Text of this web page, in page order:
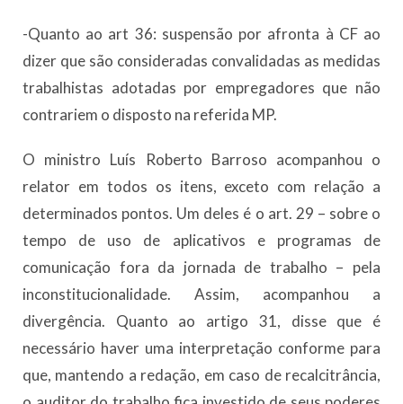
-Quanto ao art 36: suspensão por afronta à CF ao
dizer que são consideradas convalidadas as medidas
trabalhistas adotadas por empregadores que não
contrariem o disposto na referida MP.
O ministro Luís Roberto Barroso acompanhou o
relator em todos os itens, exceto com relação a
determinados pontos. Um deles é o art. 29 – sobre o
tempo de uso de aplicativos e programas de
comunicação fora da jornada de trabalho – pela
inconstitucionalidade. Assim, acompanhou a
divergência. Quanto ao artigo 31, disse que é
necessário haver uma interpretação conforme para
que, mantendo a redação, em caso de recalcitrância,